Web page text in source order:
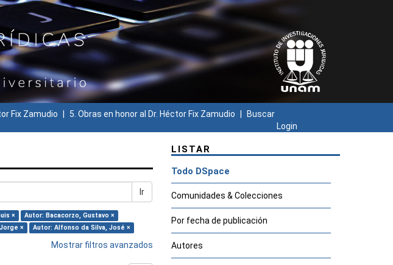
Fix Zamudio 5. Obras en honor al Dr. Héctor Fix Zamudio
Buscar
Login
Ir
×
Autor: Bacacorzo, Gustavo ×
× Autor: Alfonso da Silva, José ×
Mostrar filtros avanzados
LISTAR
Todo DSpace
Comunidades & Colecciones
Por fecha de publicación
Autores